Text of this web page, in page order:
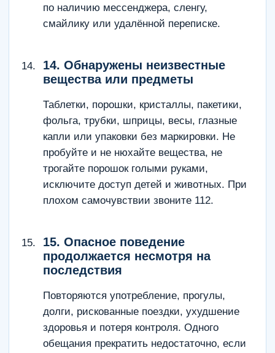
по наличию мессенджера, сленгу,
смайлику или удалённой переписке.
14. Обнаружены неизвестные
вещества или предметы
Таблетки, порошки, кристаллы, пакетики,
фольга, трубки, шприцы, весы, глазные
капли или упаковки без маркировки. Не
пробуйте и не нюхайте вещества, не
трогайте порошок голыми руками,
исключите доступ детей и животных. При
плохом самочувствии звоните 112.
15. Опасное поведение
продолжается несмотря на
последствия
Повторяются употребление, прогулы,
долги, рискованные поездки, ухудшение
здоровья и потеря контроля. Одного
обещания прекратить недостаточно, если